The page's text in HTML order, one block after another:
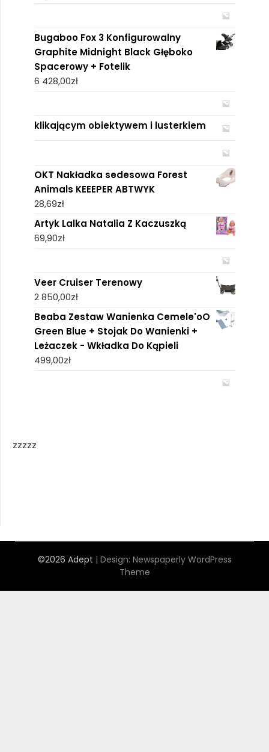
Bugaboo Fox 3 Konfigurowalny
Graphite Midnight Black Głęboko
Spacerowy + Fotelik
6 428,00zł
klikającym obiektywem i lusterkiem
OKT Nakładka sedesowa Forest
Animals KEEEPER ABTWYK
28,69zł
Artyk Lalka Natalia Z Kaczuszką
69,90zł
Veer Cruiser Terenowy
2 850,00zł
Beaba Zestaw Wanienka Cemele'oO
Green Blue + Stojak Do Wanienki +
Leżaczek - Wkładka Do Kąpieli
499,00zł
zzzzz
©2026 Adept | Design: Newspaperly WordPress
Theme